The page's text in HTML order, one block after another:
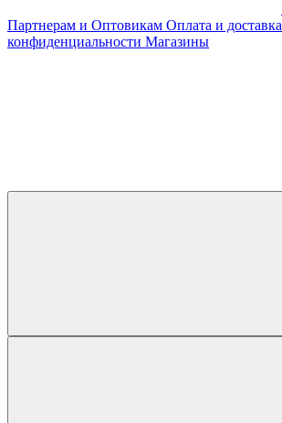
Партнерам и Оптовикам Оплата и доставка
конфиденциальности Магазины